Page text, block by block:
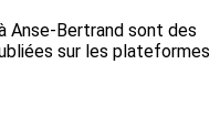
Anse-Bertrand sont des
sur les plateformes